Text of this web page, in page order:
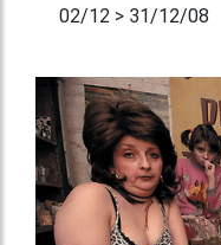
02/12 > 31/12/08